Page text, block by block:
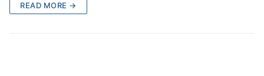
READ MORE →